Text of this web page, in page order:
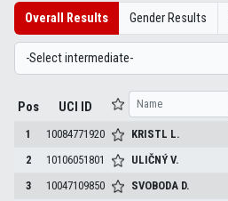
Overall Results Gender Results
Pos UCI ID
1 10084771920 KRISTL L.
2
10106051801 ULIČNÝV.
3
10047109850 SVOBODA D.